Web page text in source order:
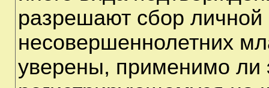
разрешают сбор
несовершеннолетних
уверены, применимо ли